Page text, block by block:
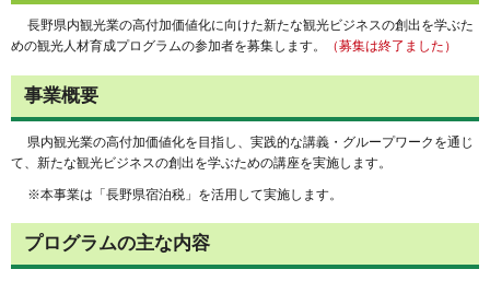
長野県内観光業の高付加価値化に向けた新たな観光ビジネスの創出を学ぶた
めの観光人材育成プログラムの参加者を募集します。
（募集は終了ました）
事業概要
県内観光業の高付加価値化を目指し、実践的な講義・グループワークを通じ
て、新たな観光ビジネスの創出を学ぶための講座を実施します。
※本事業は「長野県宿泊税」を活用して実施します。
プログラムの主な内容